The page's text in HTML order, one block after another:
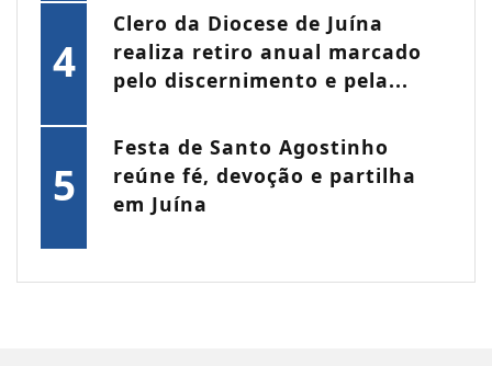
4
Clero da Diocese de Juína
realiza retiro anual marcado
pelo discernimento e pela...
5
Festa de Santo Agostinho
reúne fé, devoção e partilha
em Juína